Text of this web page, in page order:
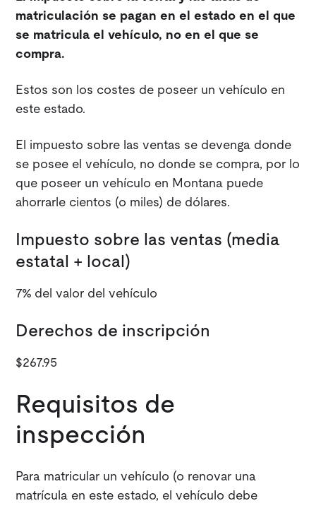
matriculación se pagan en el estado en el que
se matricula el vehículo, no en el que se
compra.
Estos son los costes de poseer un vehículo en
este estado.
El impuesto sobre las ventas se devenga donde
se posee el vehículo, no donde se compra, por lo
que poseer un vehículo en Montana puede
ahorrarle cientos (o miles) de dólares.
Impuesto sobre las ventas (media
estatal + local)
7% del valor del vehículo
Derechos de inscripción
$267.95
Requisitos de
inspección
Para matricular un vehículo (o renovar una
matrícula en este estado, el vehículo debe